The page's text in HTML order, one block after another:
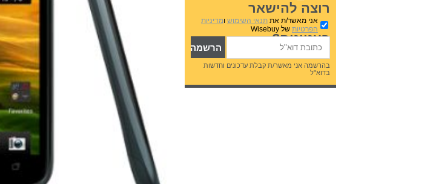
רוצה להישאר
בעניינים?
אני מאשר/ת את תנאי השימוש ומדיניות
הפרטיות של Wisebuy
בהרשמה אני מאשר/ת קבלת עדכונים וחדשות
בדוא"ל